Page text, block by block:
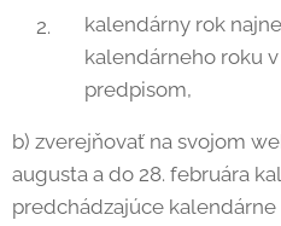
kalendárny rok
kalendárneho roku
predpisom,
b) zverejňovať na svojom
augusta a do 28. februára
predchádzajúce